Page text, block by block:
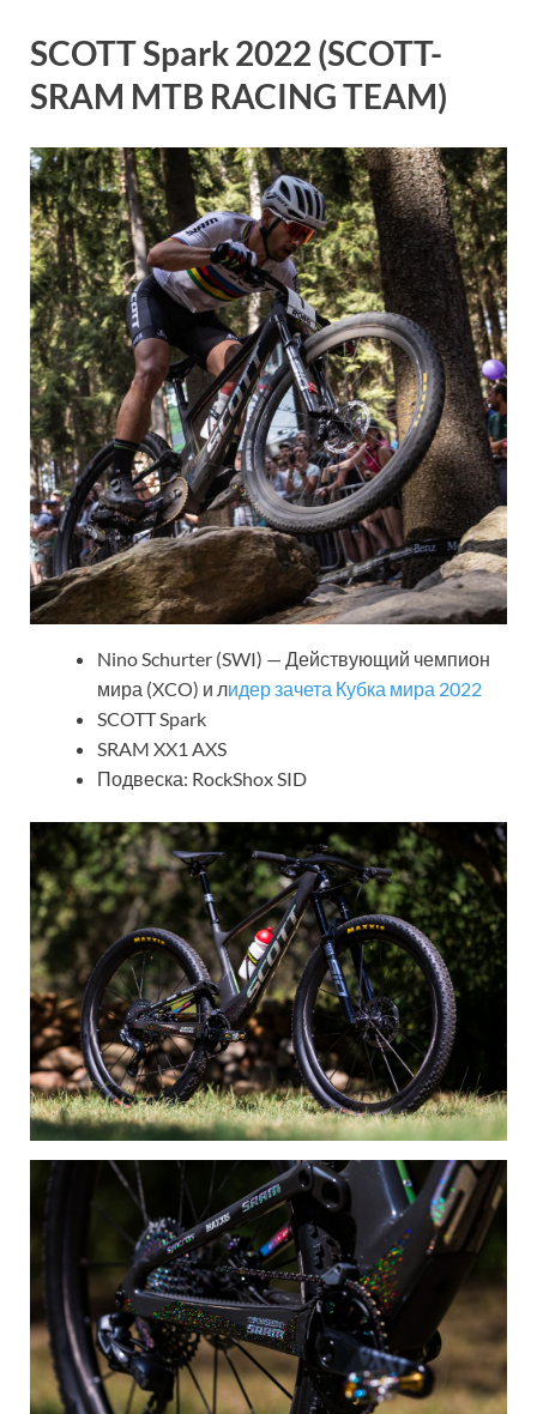
SCOTT Spark 2022 (SCOTT-
SRAM MTB RACING TEAM)
Nino Schurter (SWI) — Действующий чемпион
мира (XCO) и лидер зачета Кубка мира 2022
SCOTT Spark
SRAM XX1 AXS
Подвеска: RockShox SID